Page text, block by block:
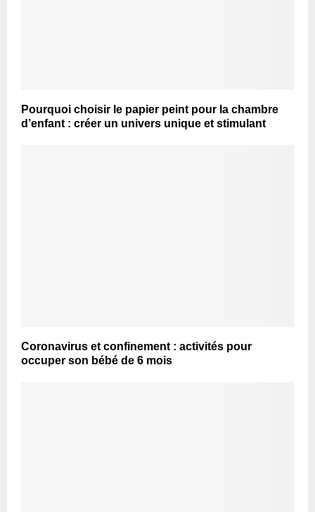
Pourquoi choisir le papier peint pour la chambre
d’enfant : créer un univers unique et stimulant
Coronavirus et confinement : activités pour
occuper son bébé de 6 mois